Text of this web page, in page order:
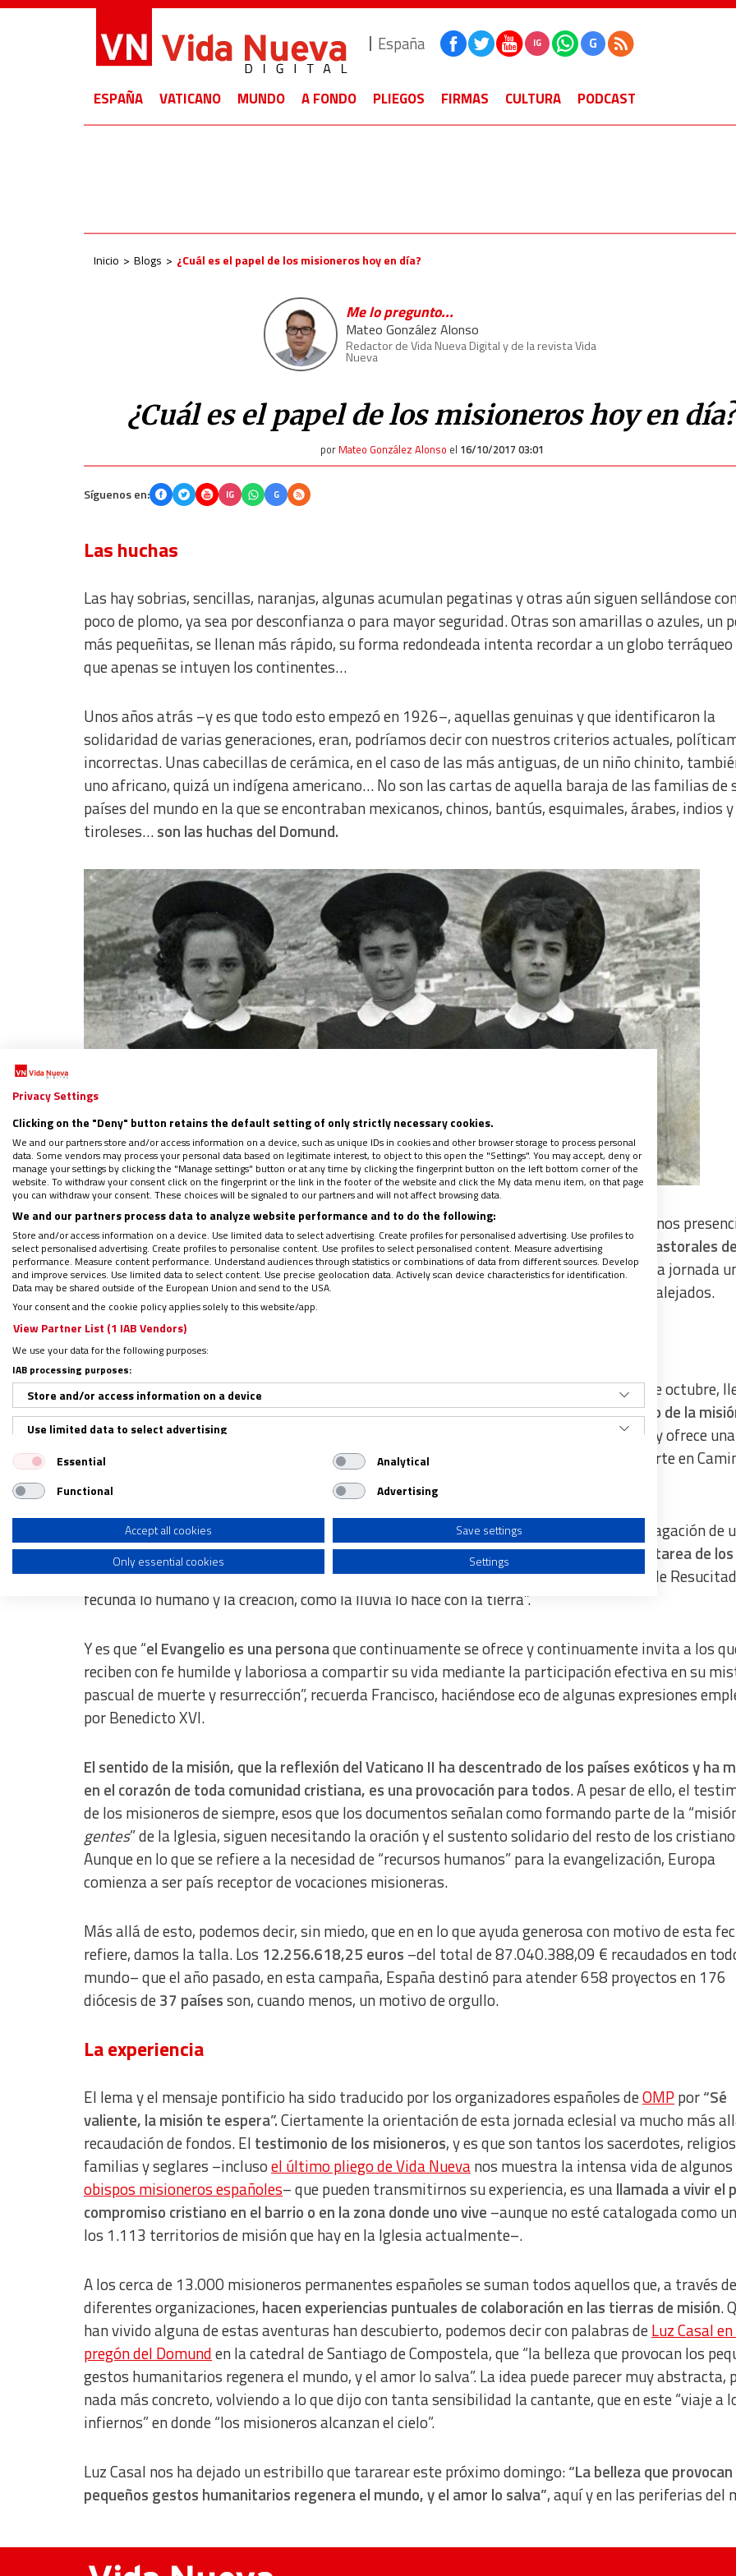
España IG G
ESPAÑA VATICANO MUNDO A FONDO PLIEGOS FIRMAS CULTURA PODCAST
Inicio Blogs ¿Cuál es el papel de los misioneros hoy en día?
Me lo pregunto...
Mateo González Alonso
Redactor de Vida Nueva Digital y de la revista Vida
Nueva
¿Cuál es el papel de los misioneros hoy en día?
por Mateo González Alonso el 16/10/2017 03:01
Síguenos en: IG G
Las huchas
Las hay sobrias, sencillas, naranjas, algunas acumulan pegatinas y otras aún siguen sellándose
poco de plomo, ya sea por desconfianza o para mayor seguridad. Otras son amarillas o azules, un
más pequeñitas, se llenan más rápido, su forma redondeada intenta recordar a un globo terráqueo
que apenas se intuyen los continentes…
Unos años atrás –y es que todo esto empezó en 1926–, aquellas genuinas y que identificaron la
solidaridad de varias generaciones, eran, podríamos decir con nuestros criterios actuales,
incorrectas. Unas cabecillas de cerámica, en el caso de las más antiguas, de un niño chinito,
uno africano, quizá un indígena americano… No son las cartas de aquella baraja de las familias de
países del mundo en la que se encontraban mexicanos, chinos, bantús, esquimales, árabes, indios y
tiroleses…son las huchas del Domund.
Esta semana volverán a salir a las calles, aunque puede que sea con menos fuerza y menos
pública que antes. Eso sí,estarán, como el Domund, muy presentes en las campañas pastorales de
tantos colegios, parroquias y grupos misioneros y de catequesisque encuentran en esta jornada
los momentos más intensos en los que contagiar el compromiso cristiano por los más alejados.
El mensaje
El mensaje de Francisco para la jornada de este 2017, que se celebrará el próximo 22 de octubre,
título‘La misión en el corazón de la fe cristiana’. En él, el Papa sitúa aJesús en el centro de la
Evangelio es la Buena Nueva que trae consigo una alegría contagiosa, porque contiene y ofrece
nueva: la de Cristo resucitado, el cual, comunicando su Espíritu dador de vida, se convierte en
Este es elcontenido del anuncio misionero,
porque “la misión de la Iglesia no es la propagación de
ideología religiosa, ni tampoco la propuesta de una ética sublime”, advierte el Papa. La tarea de los
misioneros es proponer el amor de Jesúscomo “fuerza transformadora de su Espíritu de
fecunda lo humano y la creación, como la lluvia lo hace con la tierra”.
Y es que “el Evangelio es una personaque continuamente se ofrece y continuamente invita a los
reciben con fe humilde y laboriosa a compartir su vida mediante la participación efectiva en su
pascual de muerte y resurrección”, recuerda Francisco, haciéndose eco de algunas expresiones
por Benedicto XVI.
El sentido de la misión, que la reflexión del Vaticano II ha descentrado de los países exóticos y ha
en el corazón de toda comunidad cristiana, es una provocación para todos. A pesar de ello, el
de los misioneros de siempre, esos que los documentos señalan como formando parte de la
gentes” de la Iglesia, siguen necesitando la oración y el sustento solidario del resto de los
Aunque en lo que se refiere a la necesidad de “recursos humanos” para la evangelización, Europa
comienza a ser país receptor de vocaciones misioneras.
Más allá de esto, podemos decir, sin miedo, que en en lo que ayuda generosa con motivo de esta
refiere, damos la talla.Los 12.256.618,25 euros –del total de87.040.388,09 € recaudados en
mundo– que el año pasado, en esta campaña, España destinó para atender658 proyectosen 176
diócesis de37 paísesson, cuando menos, un motivo de orgullo.
La experiencia
El lema y el mensaje pontificio ha sido traducido por los organizadores españoles deOMPpor“Sé
valiente, la misión te espera”.Ciertamente la orientación de esta jornada eclesial va mucho más
recaudación de fondos. El testimonio de los misioneros, y es que son tantos los sacerdotes,
familias y seglares –inclusoel último pliego de Vida Nuevanos muestra la intensa vida de algunos
obispos misioneros españoles– que pueden transmitirnos su experiencia, es unallamada a vivir el
compromiso cristiano en el barrio o en la zona donde uno vive –aunque no esté catalogada como
los 1.113 territorios de misión que hay en la Iglesia actualmente–.
A los cerca de 13.000 misioneros permanentes españoles se suman todos aquellos que, a través de
diferentes organizaciones, hacen experiencias puntuales de colaboración en las tierras de misión.
han vivido alguna de estas aventuras han descubierto, podemos decir con palabras deLuz Casal
pregón del Domunden la catedral de Santiago de Compostela, que“la belleza que provocan los
gestos humanitarios regenera el mundo, y el amor lo salva”. La idea puede parecer muyabstracta,
nada más concreto, volviendo a lo que dijo con tanta sensibilidad la cantante, que en este “viaje a
infiernos” en donde “los misioneros alcanzan el cielo”.
Luz Casal nos ha dejado un estribillo que tararear este próximo domingo:“La belleza que
pequeños gestos humanitarios regenera el mundo, y el amor lo salva”, aquí y en las periferias del
Privacy Settings
Clicking on the "Deny" button retains the default setting of only strictly necessary cookies.
We and our partners store and/or access information on a device, such as unique IDs in cookies and other browser storage to process personal
data. Some vendors may process your personal data based on legitimate interest, to object to this open the "Settings". You may accept, deny or
manage your settings by clicking the "Manage settings" button or at any time by clicking the fingerprint button on the left bottom corner of the
website. To withdraw your consent click on the fingerprint or the link in the footer of the website and click the My data menu item, on that page
you can withdraw your consent. These choices will be signaled to our partners and will not affect browsing data.
We and our partners process data to analyze website performance and to do the following:
Store and/or access information on a device. Use limited data to select advertising. Create profiles for personalised advertising. Use profiles to
select personalised advertising. Create profiles to personalise content. Use profiles to select personalised content. Measure advertising
performance. Measure content performance. Understand audiences through statistics or combinations of data from different sources. Develop
and improve services. Use limited data to select content. Use precise geolocation data. Actively scan device characteristics for identification.
Data may be shared outside of the European Union and send to the USA.
Your consent and the cookie policy applies solely to this website/app.
View Partner List (1 IAB Vendors)
We use your data for the following purposes:
IAB processing purposes:
Store and/or access information on a device
Use limited data to select advertising
Create profiles for personalised advertising
Use profiles to select personalised advertising
Create profiles to personalise content
Use profiles to select personalised content
Measure advertising performance
Understand audiences through statistics or combinations of data from different sources
Develop and improve services
Use limited data to select content
IAB Special Features:
Use precise geolocation data
Identify devices based on information actively requested
Non-IAB processing purposes:
Advertising
Essential
Analytical
Functional
Advertising
Accept all cookies
Save settings
Only essential cookies
Settings